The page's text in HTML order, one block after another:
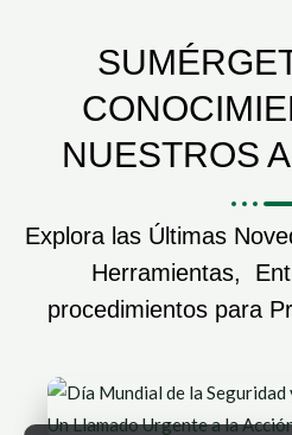
NUESTROS
Explora las Últimas
Herramientas,
procedimientos para